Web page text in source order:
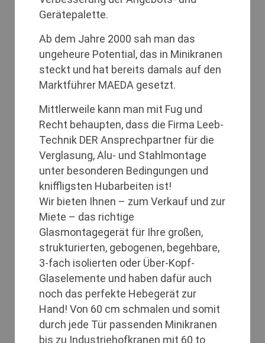
Gerätepalette.
Ab dem Jahre 2000 sah man das
ungeheure Potential, das in Minikranen
steckt und hat bereits damals auf den
Marktführer MAEDA gesetzt.
Mittlerweile kann man mit Fug und
Recht behaupten, dass die Firma Leeb-
Technik DER Ansprechpartner für die
Verglasung, Alu- und Stahlmontage
unter besonderen Bedingungen und
kniffligsten Hubarbeiten ist!
Wir bieten Ihnen – zum Verkauf und zur
Miete – das richtige
Glasmontagegerät für Ihre großen,
strukturierten, gebogenen, begehbare,
3-fach isolierten oder Über-Kopf-
Glaselemente und haben dafür auch
noch das perfekte Hebegerät zur
Hand! Von 60 cm schmalen und somit
durch jede Tür passenden Minikranen
bis zu Industriehofkranen mit 60 to